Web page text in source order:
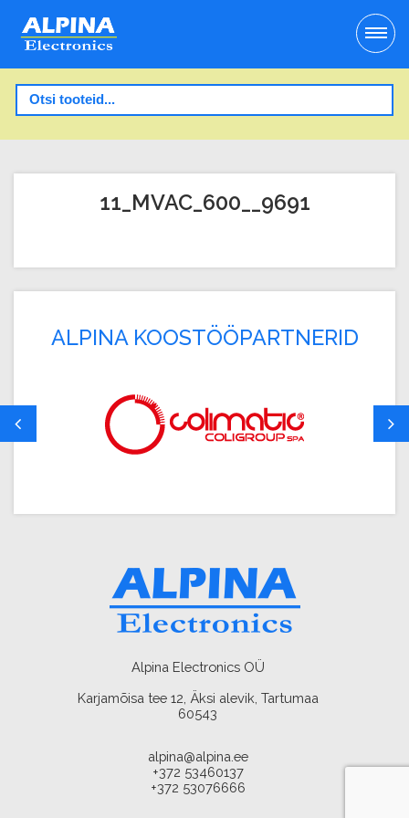
11_MVAC_600__9691
ALPINA KOOSTÖÖPARTNERID
Alpina Electronics OÜ
Karjamõisa tee 12, Äksi alevik, Tartumaa
60543
alpina@alpina.ee
+372 53460137
+372 53076666